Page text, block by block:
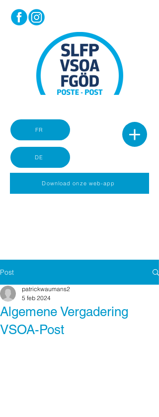
DE
FR
Download onze web-app
Post
Algemene Vergadering
VSOA-Post
patrickwaumans2
5 feb 2024